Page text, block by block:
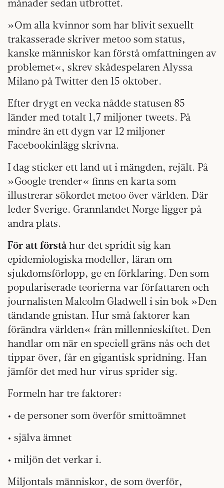
månader sedan utbrottet.
»Om alla kvinnor som har blivit sexuellt
trakasserade skriver metoo som status,
kanske människor kan förstå omfattningen av
problemet«, skrev skådespelaren Alyssa
Milano på Twitter den 15 oktober.
Efter drygt en vecka nådde statusen 85
länder med totalt 1,7 miljoner tweets. På
mindre än ett dygn var 12 miljoner
Facebookinlägg skrivna.
I dag sticker ett land ut i mängden, rejält. På
»Google trender« finns en karta som
illustrerar sökordet metoo över världen. Där
leder Sverige. Grannlandet Norge ligger på
andra plats.
För att förstå hur det spridit sig kan
epidemiologiska modeller, läran om
sjukdomsförlopp, ge en förklaring. Den som
populariserade teorierna var författaren och
journalisten Malcolm Gladwell i sin bok »Den
tändande gnistan. Hur små faktorer kan
förändra världen« från millennieskiftet. Den
handlar om när en speciell gräns nås och det
tippar över, får en gigantisk spridning. Han
jämför det med hur virus sprider sig.
Formeln har tre faktorer:
• de personer som överför smitto­ämnet
• själva ämnet
• miljön det verkar i.
Miljontals människor, de som överför,